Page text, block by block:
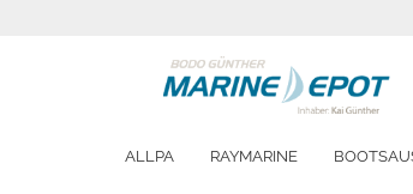
ALLPA RAYMARINE